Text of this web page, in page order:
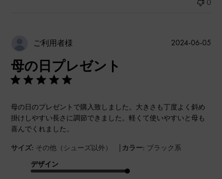
ご利用者様
母の日プレゼント
母の日のプレゼントで購入致しました。大きさも丁度よく斜め
掛けしやすい長さに調節できました。軽くて使いやすいと母も
喜んでくれました。
サイズ: その他（シューズ以外） | カラー: ブラック系
デザイン
公
2024-06-05